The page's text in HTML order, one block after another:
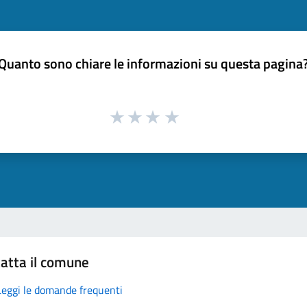
sono chiare le informazioni su questa
il comune
le domande frequenti